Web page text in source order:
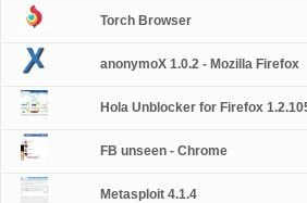
Torch Browser
anonymoX 1.0.2 - Mozilla Firefox
Hola Unblocker for Firefox
FB unseen - Chrome
Metasploit 4.1.4